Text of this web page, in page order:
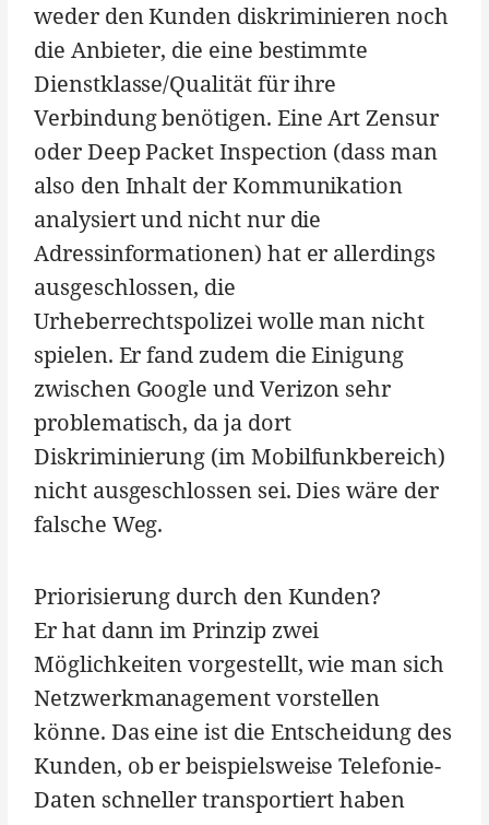
weder den Kunden diskriminieren noch
die Anbieter, die eine bestimmte
Dienstklasse/Qualität für ihre
Verbindung benötigen. Eine Art Zensur
oder Deep Packet Inspection (dass man
also den Inhalt der Kommunikation
analysiert und nicht nur die
Adressinformationen) hat er allerdings
ausgeschlossen, die
Urheberrechtspolizei wolle man nicht
spielen. Er fand zudem die Einigung
zwischen Google und Verizon sehr
problematisch, da ja dort
Diskriminierung (im Mobilfunkbereich)
nicht ausgeschlossen sei. Dies wäre der
falsche Weg.
Priorisierung durch den Kunden?
Er hat dann im Prinzip zwei
Möglichkeiten vorgestellt, wie man sich
Netzwerkmanagement vorstellen
könne. Das eine ist die Entscheidung des
Kunden, ob er beispielsweise Telefonie-
Daten schneller transportiert haben